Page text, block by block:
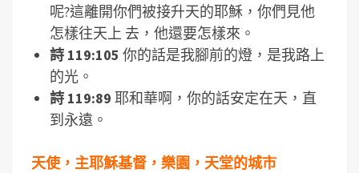
呢?這離開你們被接升天的耶穌，你們見他
怎樣往天上 去，他還要怎樣來。
詩 119:105 你的話是我腳前的燈，是我路上
的光。
詩 119:89 耶和華啊，你的話安定在天，直
到永遠。
天使，主耶穌基督，樂園，天堂的城市